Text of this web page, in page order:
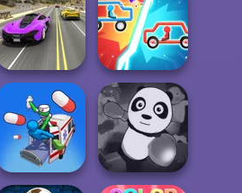
Five Nights at Old
Toy Factory...
3D Basketball
Street Car Race
Ultimate
Draw Car Fight